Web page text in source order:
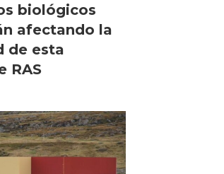
biológicos
afectando la
de esta
RAS